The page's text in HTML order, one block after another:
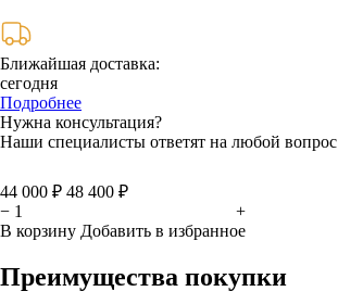
Ближайшая доставка:
сегодня
Подробнее
Нужна консультация?
Наши специалисты ответят на любой вопрос
44 000 ₽ 48 400 ₽
−
+
В корзину Добавить в избранное
Преимущества покупки